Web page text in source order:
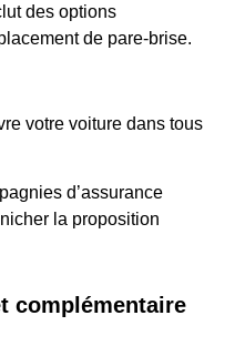
des options
de pare-brise.
votre voiture dans tous
d’assurance
la proposition
complémentaire